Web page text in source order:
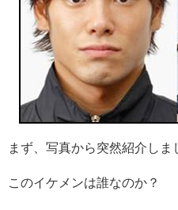
まず、写真から突然紹介しま
このイケメンは誰なのか？